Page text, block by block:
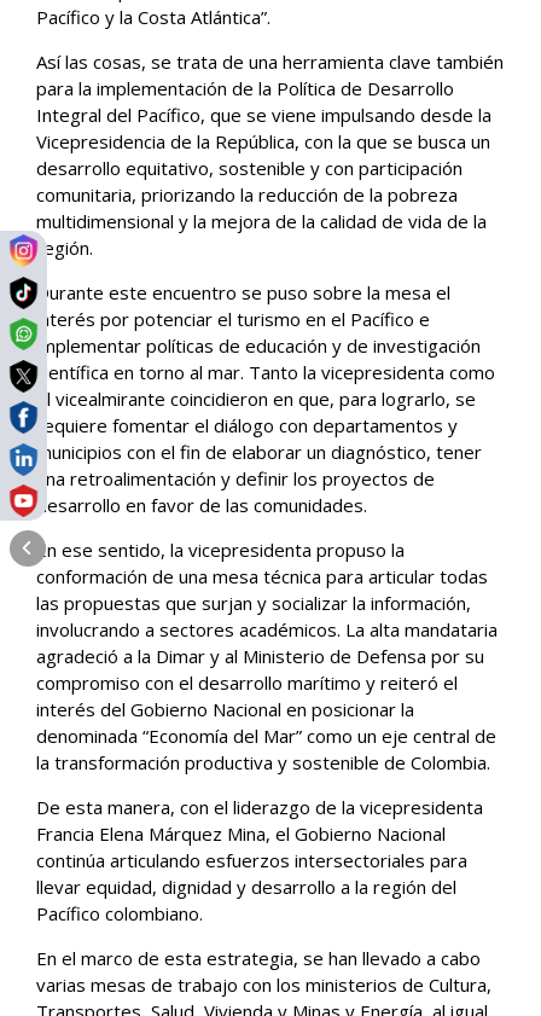
Pacífico y la Costa Atlántica”.
Así las cosas, se trata de una herramienta clave también
para la implementación de la Política de Desarrollo
Integral del Pacífico, que se viene impulsando desde la
Vicepresidencia de la República, con la que se busca un
desarrollo equitativo, sostenible y con participación
comunitaria, priorizando la reducción de la pobreza
multidimensional y la mejora de la calidad de vida de la
región.
Durante este encuentro se puso sobre la mesa el
interés por potenciar el turismo en el Pacífico e
implementar políticas de educación y de investigación
científica en torno al mar. Tanto la vicepresidenta como
el vicealmirante coincidieron en que, para lograrlo, se
requiere fomentar el diálogo con departamentos y
municipios con el fin de elaborar un diagnóstico, tener
una retroalimentación y definir los proyectos de
desarrollo en favor de las comunidades.
En ese sentido, la vicepresidenta propuso la
conformación de una mesa técnica para articular todas
las propuestas que surjan y socializar la información,
involucrando a sectores académicos. La alta mandataria
agradeció a la Dimar y al Ministerio de Defensa por su
compromiso con el desarrollo marítimo y reiteró el
interés del Gobierno Nacional en posicionar la
denominada “Economía del Mar” como un eje central de
la transformación productiva y sostenible de Colombia.
De esta manera, con el liderazgo de la vicepresidenta
Francia Elena Márquez Mina, el Gobierno Nacional
continúa articulando esfuerzos intersectoriales para
llevar equidad, dignidad y desarrollo a la región del
Pacífico colombiano.
En el marco de esta estrategia, se han llevado a cabo
varias mesas de trabajo con los ministerios de Cultura,
Transportes, Salud, Vivienda y Minas y Energía, al igual